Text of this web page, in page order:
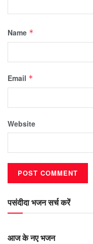
Name *
Email *
Website
पसंदीदा भजन सर्च करें
आज के नए भजन